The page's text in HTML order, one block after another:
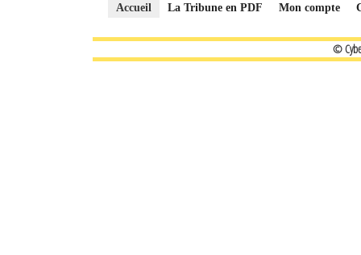
Accueil La Tribune en PDF Mon compte
©